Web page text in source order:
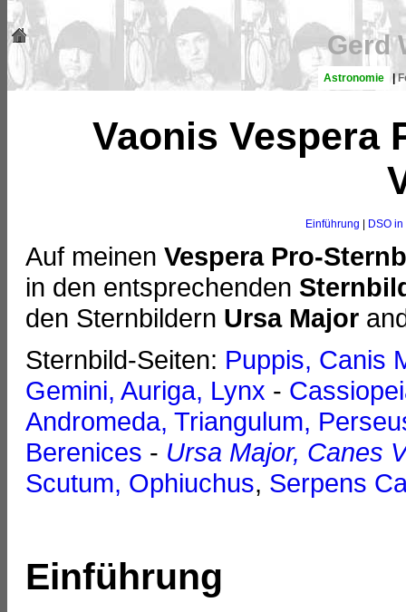
Gerd
Astronomie |
Vaonis Vespera
Einführung DSO
Auf meinen Vespera Pro-
in den entsprechenden
den Sternbildern Ursa Major
Sternbild-Seiten: Puppis, Canis
Gemini, Auriga, Lynx -
Andromeda, Triangulum,
Berenices - Ursa Major, Canes
Scutum, Ophiuchus, Serpens
Einführung